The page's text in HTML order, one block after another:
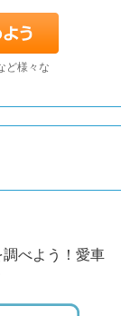
ど様々な
べよう！愛車